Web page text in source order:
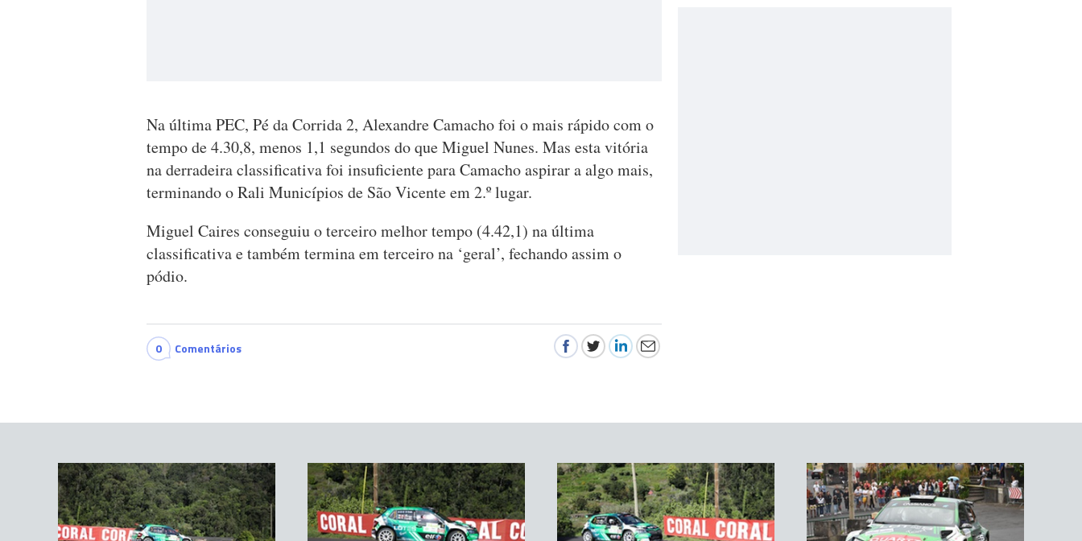
Na última PEC, Pé da Corrida 2, Alexandre Camacho foi o mais rápido com o
tempo de 4.30,8, menos 1,1 segundos do que Miguel Nunes. Mas esta vitória
na derradeira classificativa foi insuficiente para Camacho aspirar a algo mais,
terminando o Rali Municípios de São Vicente em 2.º lugar.
Miguel Caires conseguiu o terceiro melhor tempo (4.42,1) na última
classificativa e também termina em terceiro na ‘geral’, fechando assim o
pódio.
0 Comentários